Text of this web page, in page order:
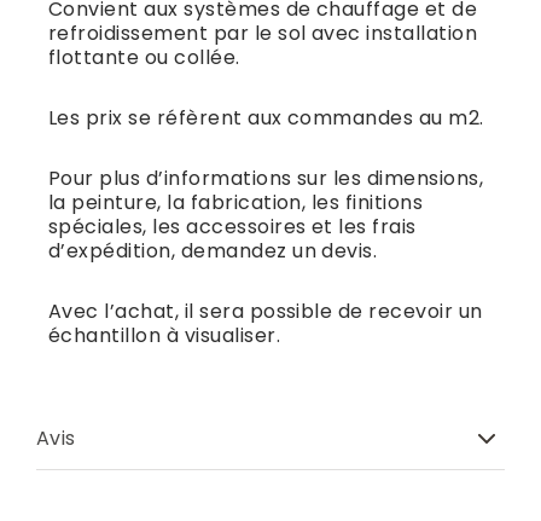
Convient aux systèmes de chauffage et de
refroidissement par le sol avec installation
flottante ou collée.
Les prix se réfèrent aux commandes au m2.
Pour plus d’informations sur les dimensions,
la peinture, la fabrication, les finitions
spéciales, les accessoires et les frais
d’expédition, demandez un devis.
Avec l’achat, il sera possible de recevoir un
échantillon à visualiser.
Avis